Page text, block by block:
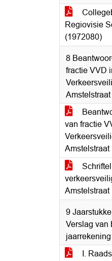
Regiovisie
(1972080)
8
fractie VVD
van fractie
Amstelstraat
Amstelstraat
9
Verslag van
I.